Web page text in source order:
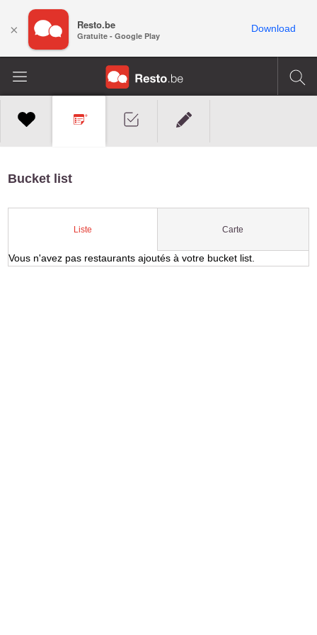
Bucket list
Liste Carte
Vous n'avez pas restaurants ajoutés à votre bucket list.
× Resto.be
Gratuite - Google Play
Download